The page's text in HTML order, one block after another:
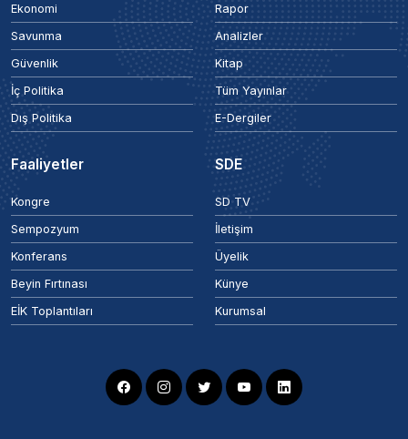
Ekonomi
Savunma
Güvenlik
İç Politika
Dış Politika
Rapor
Analizler
Kitap
Tüm Yayınlar
E-Dergiler
Faaliyetler
Kongre
Sempozyum
Konferans
Beyin Fırtınası
EİK Toplantıları
SDE
SD TV
İletişim
Üyelik
Künye
Kurumsal